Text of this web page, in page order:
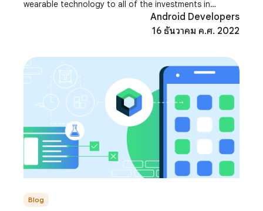
wearable technology to all of the investments in
Modern Android Development! It was terrific to
Android Developers
16 ธันวาคม ค.ศ. 2022
Blog